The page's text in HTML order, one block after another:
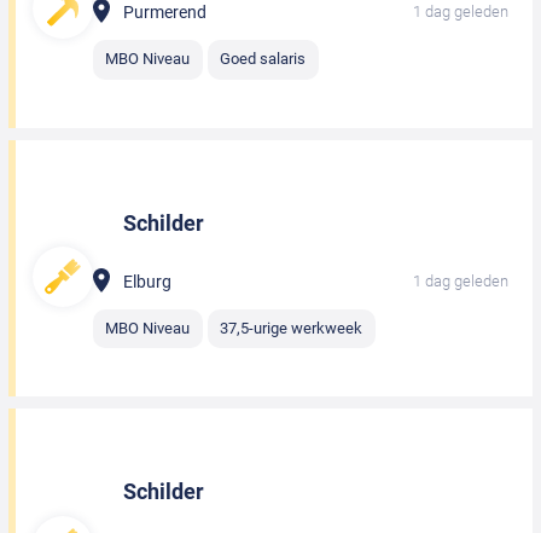
Purmerend 1 dag geleden
MBO Niveau Goed salaris
Schilder
Elburg 1 dag geleden
MBO Niveau 37,5-urige werkweek
Schilder